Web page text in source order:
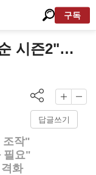
구독
시즌2"…
답글쓰기
조작"
필요"
화